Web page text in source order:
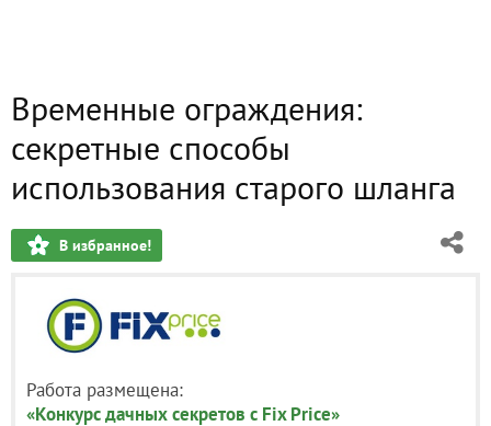
Временные ограждения:
секретные способы
использования старого шланга
В избранное!
Работа размещена:
«Конкурс дачных секретов с Fix Price»